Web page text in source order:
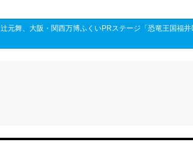
辻元舞、大阪・関西万博ふくいPRステージ「恐竜王国福